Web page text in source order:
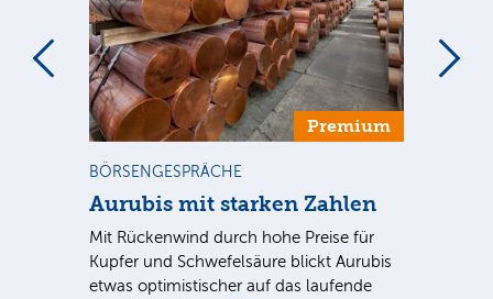
Premium
BÖRSENGESPRÄCHE
Aurubis mit starken Zahlen
Mit Rückenwind durch hohe Preise für
Kupfer und Schwefelsäure blickt Aurubis
etwas optimistischer auf das laufende